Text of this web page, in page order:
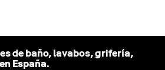
de baño, lavabos, grifería,
España.